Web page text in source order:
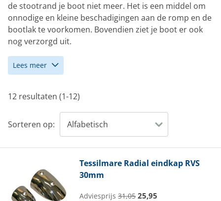
de stootrand je boot niet meer. Het is een middel om
onnodige en kleine beschadigingen aan de romp en de
bootlak te voorkomen. Bovendien ziet je boot er ook
nog verzorgd uit.
Lees meer
12 resultaten (1-12)
Sorteren op:
Tessilmare Radial eindkap RVS
30mm
Adviesprijs31,05 25,95